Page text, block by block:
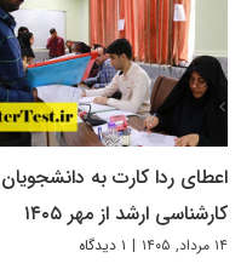
اعطای ردا کارت به دانشجویان
کارشناسی ارشد از مهر ۱۴۰۵
۱۴ مرداد, ۱۴۰۵ | ۱ دیدگاه